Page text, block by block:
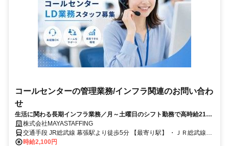
コールセンターの管理業務/インフラ関連のお問い合わ
せ
生活に関わる長期インフラ業務／月～土曜日のシフト勤務で高時給2100
円！希望休の相談OK
株式会社MAYASTAFFING
交通手段 JR総武線 幕張駅より徒歩5分 【最寄り駅】 ・ＪＲ総武線
「幕張駅」 京成千葉線 京成幕張駅より徒歩8分 【最寄り駅】 ・京成
時給2,100円